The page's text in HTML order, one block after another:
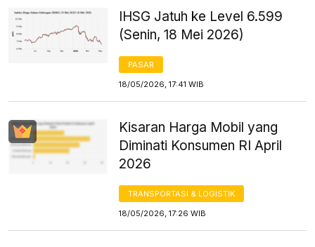
IHSG Jatuh ke Level 6.599
(Senin, 18 Mei 2026)
PASAR
18/05/2026, 17:41 WIB
Kisaran Harga Mobil yang
Diminati Konsumen RI April
2026
TRANSPORTASI & LOGISTIK
18/05/2026, 17:26 WIB